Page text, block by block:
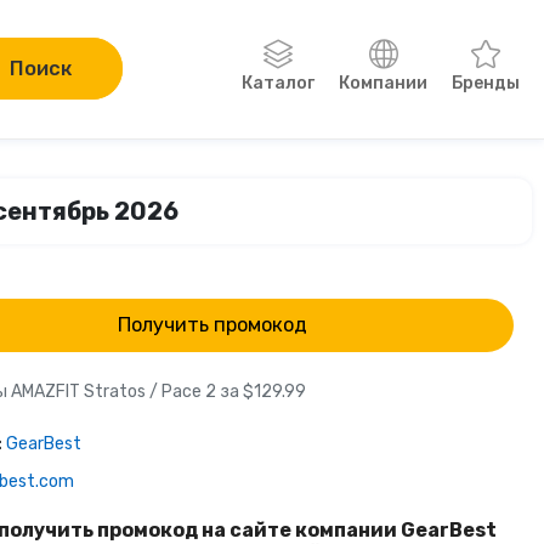
Каталог
Компьютеры и электроника
Компании Бренды
Поиск
2026
Получить промокод
AMAZFIT Stratos / Pace 2 за $129.99
GearBest
промокод на сайте компании GearBest